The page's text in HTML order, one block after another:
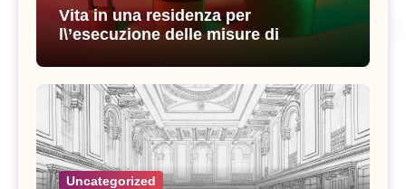
Vita in una residenza per
l\’esecuzione delle misure di
Uncategorized